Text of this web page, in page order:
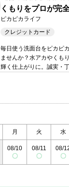
くもりをプロが完
ピカピカライフ
クレジットカード
毎日使う洗面台をピカピ
ませんか？水アカやくも
輝く仕上がりに。誠実・
月 火 水
08/10
〇
08/11
〇
08/
〇